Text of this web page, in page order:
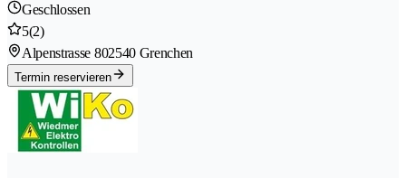
Geschlossen
5(2)
Alpenstrasse 802540 Grenchen
Termin reservieren